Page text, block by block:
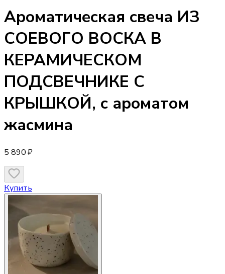
Ароматическая свеча ИЗ
СОЕВОГО ВОСКА В
КЕРАМИЧЕСКОМ
ПОДСВЕЧНИКЕ С
КРЫШКОЙ, с ароматом
жасмина
5 890 ₽
Купить